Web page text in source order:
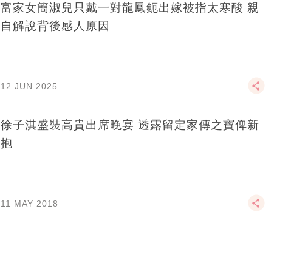
富家女簡淑兒只戴一對龍鳳鈪出嫁被指太寒酸 親
自解說背後感人原因
12 JUN 2025
徐子淇盛裝高貴出席晚宴 透露留定家傳之寶俾新
抱
11 MAY 2018